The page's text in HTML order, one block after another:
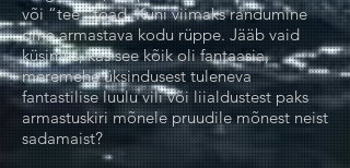
või “tee” toad. Kuni viimaks randumine
oma armastava kodu rüppe. Jääb vaid
küsimus, kas see kõik oli fantaasia,
meremehe üksindusest tuleneva
fantastilise luulu vili või liialdustest paks
armastuskiri mõnele pruudile mõnest neist
sadamaist?